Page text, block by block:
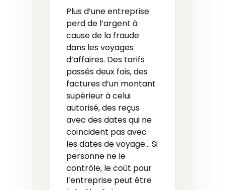
Plus d’une entreprise
perd de l’argent à
cause de la fraude
dans les voyages
d’affaires. Des tarifs
passés deux fois, des
factures d’un montant
supérieur à celui
autorisé, des reçus
avec des dates qui ne
coïncident pas avec
les dates de voyage… Si
personne ne le
contrôle, le coût pour
l’entreprise peut être